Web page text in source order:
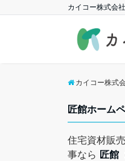
カイコー株式会
カイコー株式
匠館ホーム
住宅資材販
事なら 匠館